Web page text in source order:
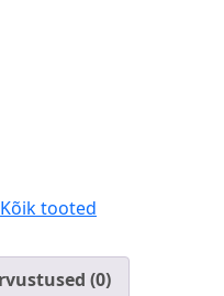
Kõik tooted
(0)